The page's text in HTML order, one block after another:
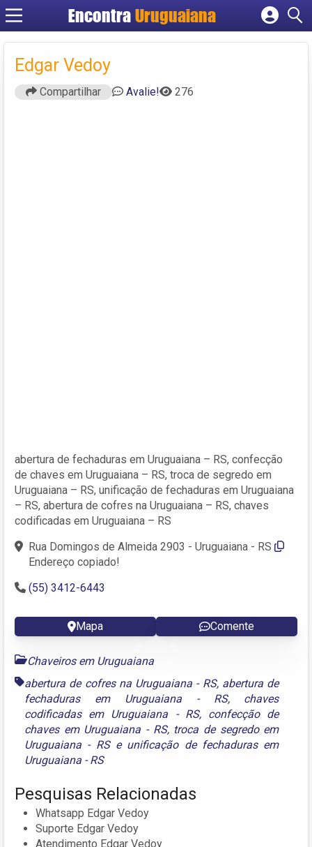
Encontra Uruguaiana
Cadastrar empresa
Edgar Vedoy
Compartilhar Avalie! 276
abertura de fechaduras em Uruguaiana – RS, confecção
de chaves em Uruguaiana – RS, troca de segredo em
Uruguaiana – RS, unificação de fechaduras em Uruguaiana
– RS, abertura de cofres na Uruguaiana – RS, chaves
codificadas em Uruguaiana – RS
Rua Domingos de Almeida 2903 - Uruguaiana - RS
Endereço copiado!
(55) 3412-6443
Mapa Comente
Chaveiros em Uruguaiana
abertura de cofres na Uruguaiana - RS, abertura de
fechaduras em Uruguaiana - RS, chaves
codificadas em Uruguaiana - RS, confecção de
chaves em Uruguaiana - RS, troca de segredo em
Uruguaiana - RSe unificação de fechaduras em
Uruguaiana - RS
Pesquisas Relacionadas
Whatsapp Edgar Vedoy
Suporte Edgar Vedoy
Atendimento Edgar Vedoy